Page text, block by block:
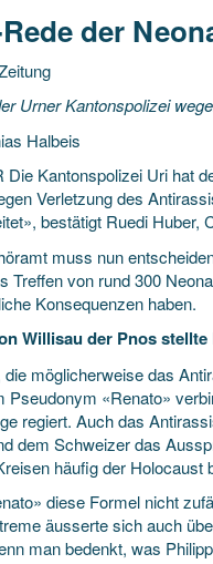
der
Urner Kantonspolizei
Halbeis
Die Kantonspolizei Uri hat
Verletzungdes
bestätigt Ruedi Huber,
muss nun
Treffen von rund 300
Konsequenzen haben.
Willisau der Pnos
die möglicherweise das
Pseudonym «Renato»
regiert. Auch das
dem Schweizer das
häufig der Holocaust
diese Formel nicht
äusserte sich auch
man bedenkt, was